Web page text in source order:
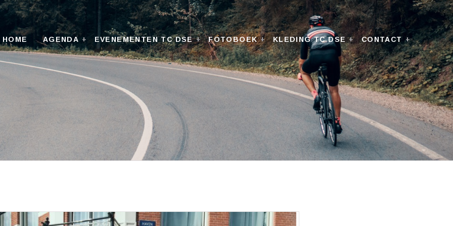
HOME AGENDA EVENEMENTEN TC DSE FOTOBOEK KLEDING TC DSE CONTACT